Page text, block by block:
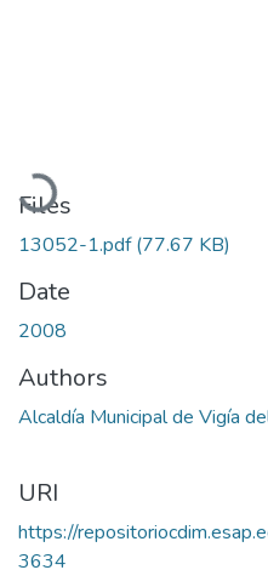
Loading...
Files
13052-1.pdf(77.67 KB)
Date
2008
Authors
Alcaldía Municipal de Vigía
URI
https://
3634